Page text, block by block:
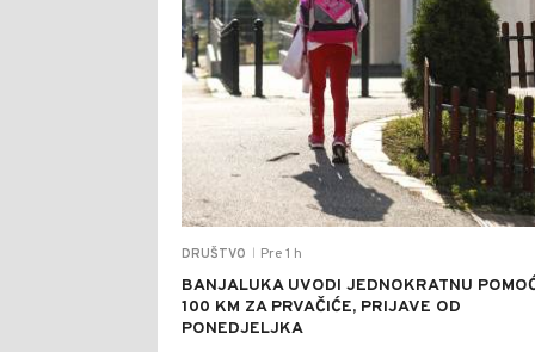
DRUŠTVO Pre 1 h
BANJALUKA UVODI JEDNOKRATNU
100 KM ZA PRVAČIĆE, PRIJAVE OD
PONEDJELJKA